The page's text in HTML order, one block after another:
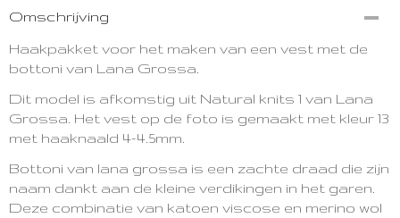
Omschrijving
Haakpakket voor het maken van een vest met de
bottoni van Lana Grossa.
Dit model is afkomstig uit Natural knits 1 van Lana
Grossa. Het vest op de foto is gemaakt met kleur 13
met haaknaald 4-4.5mm.
Bottoni van lana grossa is een zachte draad die zijn
naam dankt aan de kleine verdikingen in het garen.
Deze combinatie van katoen viscose en merino wol